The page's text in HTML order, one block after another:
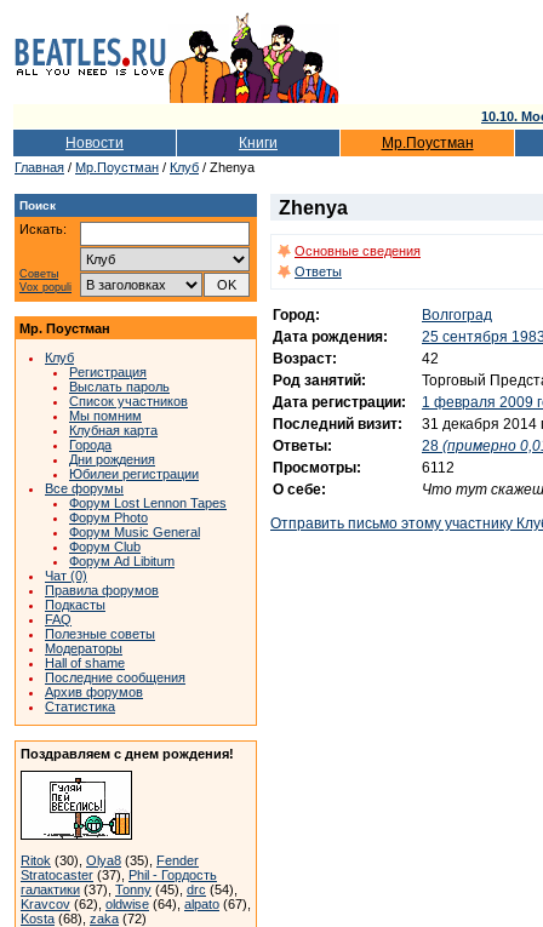
10.10.
Новости Книги Мр.Поустман
Главная / Мр.Поустман / Клуб / Zhenya
Поиск
Искать:
Советы
Vox populi
Мр. Поустман
Клуб
Регистрация
Выслать пароль
Список участников
Мы помним
Клубная карта
Города
Дни рождения
Юбилеи регистрации
Все форумы
Форум Lost Lennon Tapes
Форум Photo
Форум Music General
Форум Club
Форум Ad Libitum
Чат (0)
Правила форумов
Подкасты
FAQ
Полезные советы
Модераторы
Hall of shame
Последние сообщения
Архив форумов
Статистика
Поздравляем с днем рождения!
Ritok (30), Olya8 (35), Fender
Stratocaster (37), Phil - Гордость
галактики (37), Tonny (45), drc (54),
Kravcov (62), oldwise (64), alpato (67),
Kosta (68), zaka (72)
Zhenya
Основные сведения
Ответы
Город:
Волгоград
Дата рождения:
25 сентября
Возраст:
42
Род занятий:
Торговый
Дата регистрации:
1 февраля 2009
Последний визит:
31 декабря 2014
Ответы:
28 (примерно
Просмотры:
6112
О себе:
Что тут
Отправить письмо этому участнику